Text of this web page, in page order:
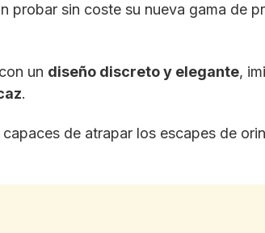
probar sin coste su nueva gama de
un diseño discreto y elegante,
.
de atrapar los escapes de